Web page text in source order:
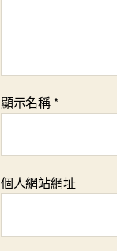
顯示名稱*
個人網站網址